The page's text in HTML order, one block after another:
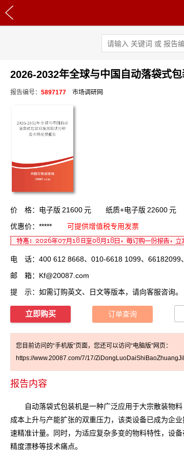
2026-2032年全球与中国自动落袋式
报告编号：5897177 市场调研网
价 格：电子版 21600元 纸质+电子版 22600元
优惠价：*****
可提供增值税专用发票
电 话：400 612 8668、010-6618 1099、66182099
邮 箱： Kf@20087.com
提 示：如需订购英文、日文等版本，请向客服咨询。
立即购买 订单查询
您目前访问的“手机版”页面，您还可以访问“电脑版”网页：
https://www.20087.com/7/17/
报告内容
自动落袋式包装机是一种广泛应用于大宗散装物料
成本上升与产能扩张的双重压力，该类设备已成为企
速精准计量。同时，为适应复杂多变的物料特性，设
精度漂移等技术痛点。